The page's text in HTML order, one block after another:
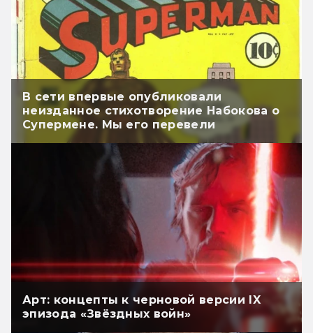
В сети впервые опубликовали
неизданное стихотворение Набокова о
Супермене. Мы его перевели
Арт: концепты к черновой версии IX
эпизода «Звёздных войн»